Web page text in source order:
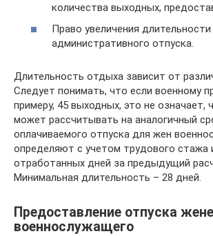
количества выходных,
Право увеличения длительности
административного отпуска.
Длительность отдыха зависит от
Следует понимать, что если военному
примеру, 45 выходных, это не означает,
может рассчитывать на аналогичный
оплачиваемого отпуска для жен
определяют с учетом трудового стажа
отработанных дней за предыдущий
Минимальная длительность – 28 дней.
Предоставление отпуска жене
военнослужащего